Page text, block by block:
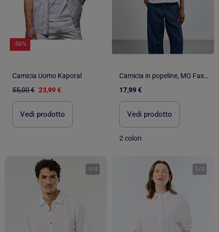
-56%
Camicia Uomo Kaporal
55,00 € 23,99 €
Vedi prodotto
Camicia in popeline, MO Fashion
17,99 €
Vedi prodotto
2 colori
1 /4 1 / 5